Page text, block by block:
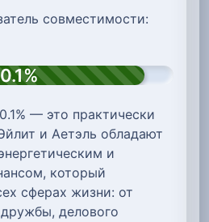
совместимости:
— это практически
и Аетэль обладают
и
который
сферах жизни: от
делового